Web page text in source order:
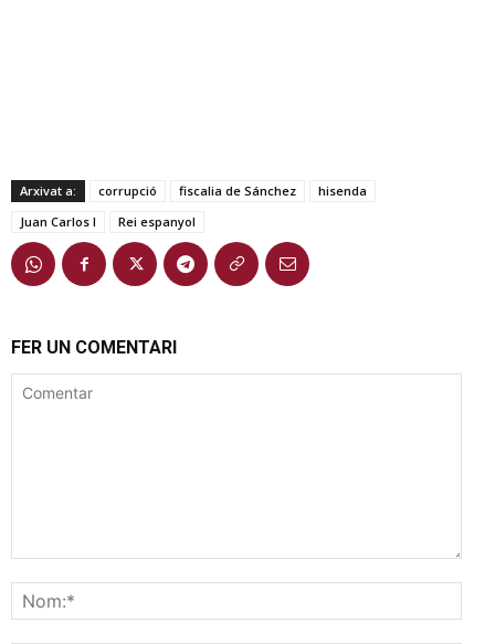
Arxivat a: corrupció fiscalia de Sánchez
hisenda
Juan Carlos I
Rei espanyol
FER UN COMENTARI